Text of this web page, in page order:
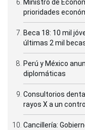
Ministro de
prioridades
Beca 18: 10 mil
últimas 2 mil
Perú y México
diplomáticas
Consultorios
rayos X a un
Cancillería: